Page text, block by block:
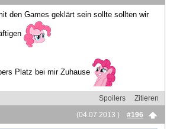
den Games geklärt sein sollte sollten wir
Platz bei mir Zuhause
Spoilers
Zitieren
(04.07.2013 )
#196